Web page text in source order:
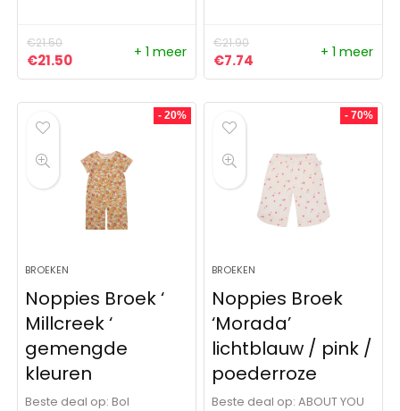
€21.50
Oorspronkelijke prijs was: €21.50.
€21.50Huidige prijs is: €21.50.
+ 1 meer
€21.90
Oorspronkelijke prijs was:
€7.74 Huidige prijs is:
+ 1 meer
- 20%
BROEKEN
Noppies Broek ‘
Millcreek ‘
gemengde
kleuren
Beste deal op:
Bol
- 70%
BROEKEN
Noppies Broek
‘Morada’
lichtblauw / pink /
poederroze
Beste deal op:
ABOUT YOU